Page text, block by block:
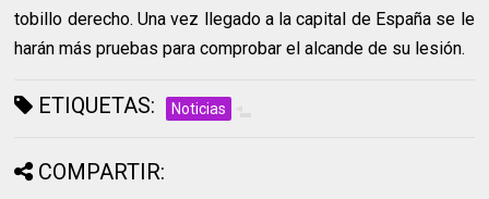
tobillo derecho. Una vez llegado a la capital de España se le
harán más pruebas para comprobar el alcande de su lesión.
ETIQUETAS: Noticias
COMPARTIR: